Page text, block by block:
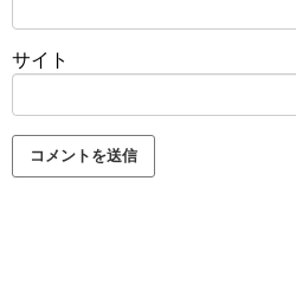
サイト